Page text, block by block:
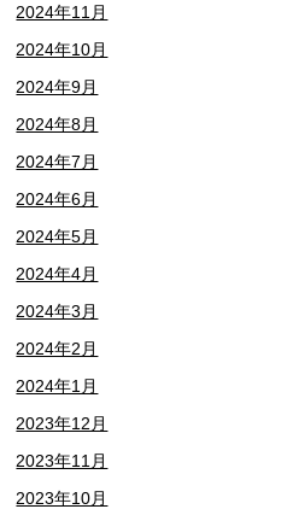
2024年11月
2024年10月
2024年9月
2024年8月
2024年7月
2024年6月
2024年5月
2024年4月
2024年3月
2024年2月
2024年1月
2023年12月
2023年11月
2023年10月